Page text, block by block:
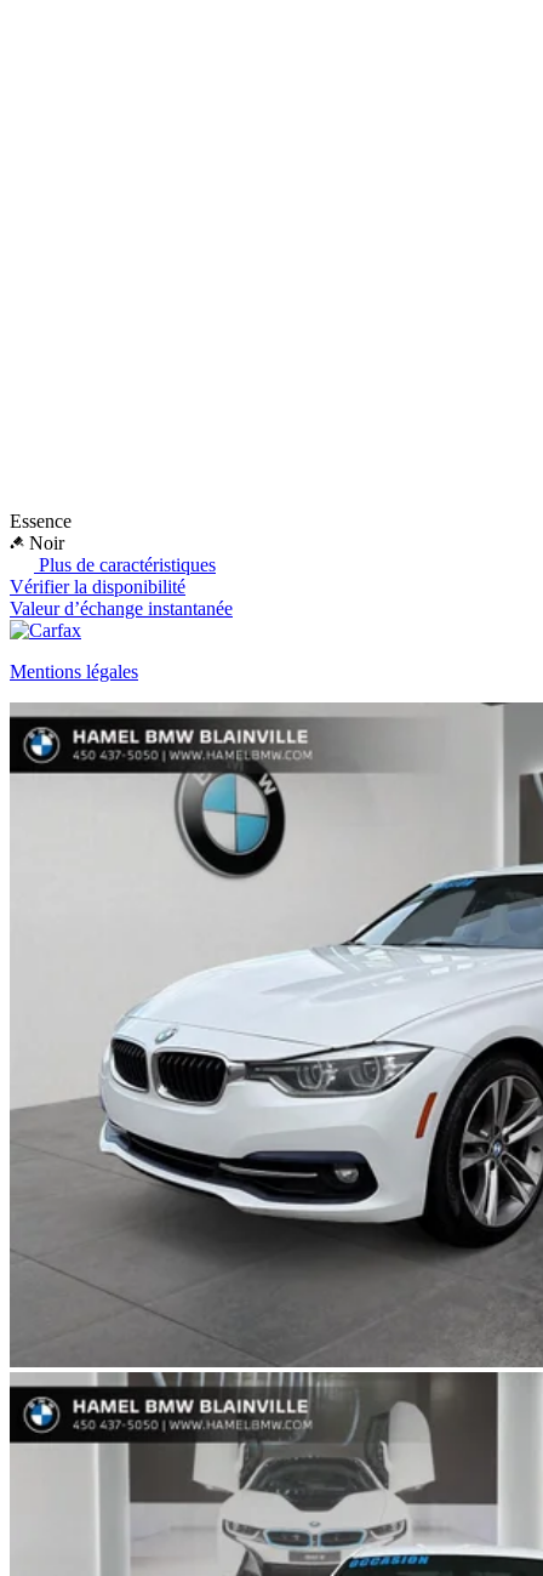
Essence
Noir
Plus de caractéristiques
Vérifier la disponibilité
Valeur d’échange instantanée
Mentions légales